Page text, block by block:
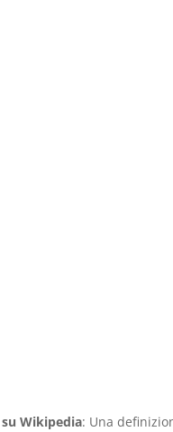
su Wikipedia: Una